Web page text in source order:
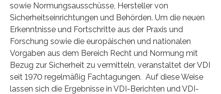
sowie Normungsausschüsse, Hersteller von
Sicherheitseinrichtungen und Behörden. Um die neuen
Erkenntnisse und Fortschritte aus der Praxis und
Forschung sowie die europäischen und nationalen
Vorgaben aus dem Bereich Recht und Normung mit
Bezug zur Sicherheit zu vermitteln, veranstaltet der VDI
seit 1970 regelmäßig Fachtagungen. Auf diese Weise
lassen sich die Ergebnisse in VDI-Berichten und VDI-